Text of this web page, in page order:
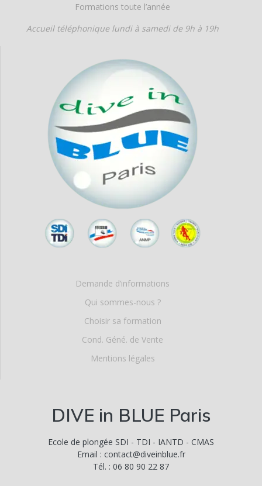
Formations toute l’année
Accueil téléphonique lundi à samedi de 9h à 19h
Demande d’informations
Qui sommes-nous ?
Choisir sa formation
Cond. Géné. de Vente
Mentions légales
DIVE in BLUE Paris
Ecole de plongée SDI - TDI - IANTD - CMAS
Email : contact@diveinblue.fr
Tél. : 06 80 90 22 87